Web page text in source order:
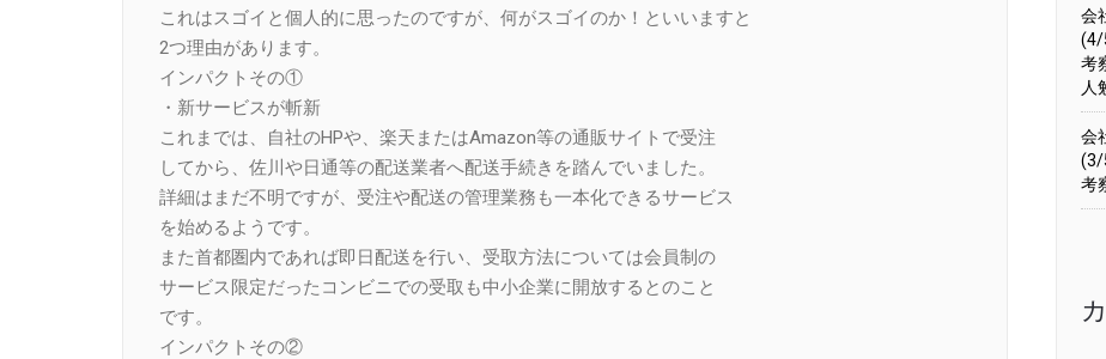
これはスゴイと個人的に思ったのですが、何がスゴイのか！といいますと
2つ理由があります。
インパクトその①
・新サービスが斬新
これまでは、自社のHPや、楽天またはAmazon等の通販サイトで受注
してから、佐川や日通等の配送業者へ配送手続きを踏んでいました。
詳細はまだ不明ですが、受注や配送の管理業務も一本化できるサービス
を始めるようです。
また首都圏内であれば即日配送を行い、受取方法については会員制の
サービス限定だったコンビニでの受取も中小企業に開放するとのこと
です。
インパクトその②
会
(4/
考
人
会
(3/
考